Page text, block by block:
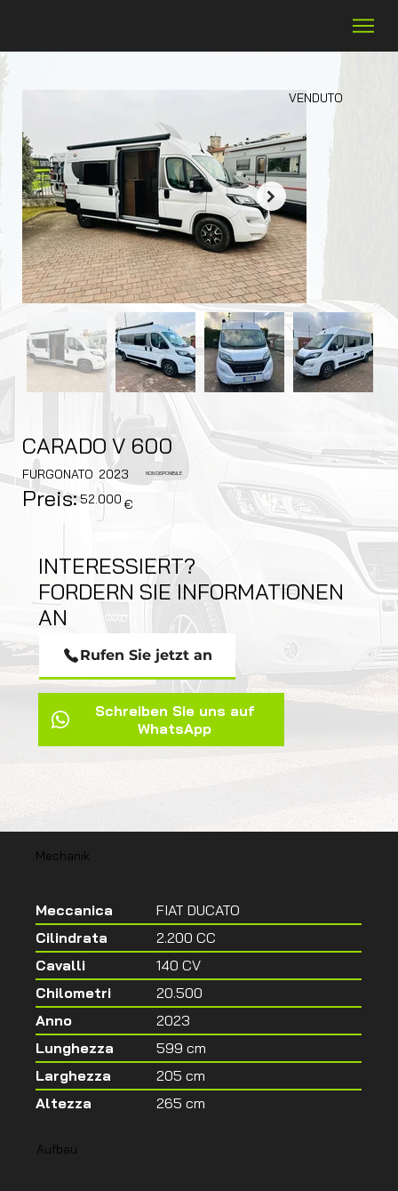
VENDUTO
CARADO V 600
FURGONATO 2023 NON DISPONIBILE
Preis: 52.000€
INTERESSIERT?
FORDERN SIE INFORMATIONEN
AN
Rufen Sie jetzt an
Schreiben Sie uns auf
WhatsApp
Mechanik
Meccanica
FIAT DUCATO
Cilindrata
2.200 CC
Cavalli
140 CV
Chilometri
20.500
Anno
2023
Lunghezza
599 cm
Larghezza
205 cm
Altezza
265 cm
Aufbau